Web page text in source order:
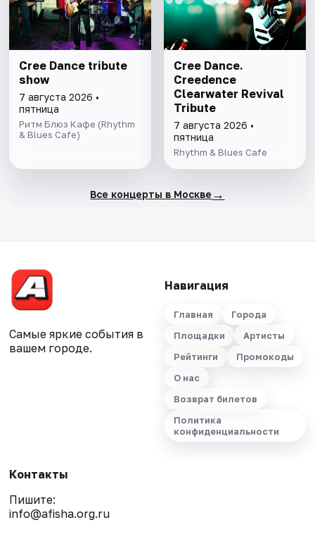
Cree Dance tribute
show
7 августа 2026 •
пятница
Ритм Блюз Кафе (Rhythm
& Blues Cafe)
Cree Dance.
Creedence
Clearwater Revival
Tribute
7 августа 2026 •
пятница
Rhythm & Blues Cafe
Все концерты в Москве →
Самые яркие события в
вашем городе.
Навигация
Главная
Города
Площадки
Артисты
Рейтинги
Промокоды
О нас
Возврат билетов
Политика
конфиденциальности
Контакты
Пишите:
info@afisha.org.ru